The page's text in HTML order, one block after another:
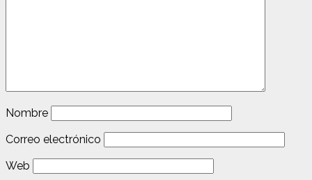
Nombre
Correo electrónico
Web